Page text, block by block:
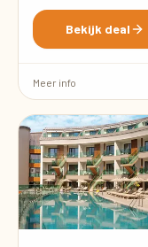
Bekijk deal
Meer info